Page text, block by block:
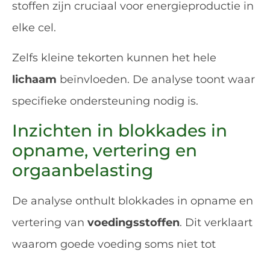
stoffen zijn cruciaal voor energieproductie in
elke cel.
Zelfs kleine tekorten kunnen het hele
lichaam beïnvloeden. De analyse toont waar
specifieke ondersteuning nodig is.
Inzichten in blokkades in
opname, vertering en
orgaanbelasting
De analyse onthult blokkades in opname en
vertering van voedingsstoffen. Dit verklaart
waarom goede voeding soms niet tot